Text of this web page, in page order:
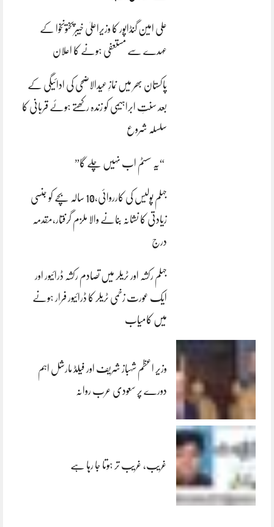
علی امین گنڈاپور کا وزیراعلیٰ خیبرپختونخوا کے
عہدے سے مستعفی ہونے کا اعلان
پاکستان بھر میں نمازِ عیدالاضحی کی ادائیگی کے
بعد سنتِ ابراہیمی کو زندہ رکھتے ہوئے قربانی کا
سلسلہ شروع
“یہ سسٹم اب نہیں چلے گا”
جہلم پولیس کی کارروائی،10 سالہ بچے کو جنسی
زیادتی کا نشانہ بنانے والا ملزم گرفتار،مقدمہ
درج
جہلم رکشہ اور ٹریلر میں تصادم رکشہ ڈرائیور اور
ایک عورت زخمی ٹریلر کا ڈرائیور فرار ہونے
میں کامیاب
وزیر اعظم شہباز شریف اور فیلڈ مارشل اہم
دورے پر سعودی عرب روانہ
غریب، غریب تر ہوتا جا رہا ہے